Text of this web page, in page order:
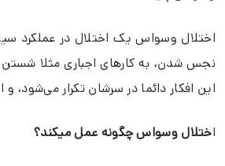
اختلال وسواس یک اختلال در عملکرد
نجس شدن، به کارهای اجباری مثلا
این افکار دائما در سرشان تکرار می‌شود،
اختلال وسواس چگونه عمل میکند؟